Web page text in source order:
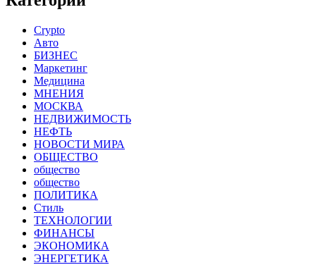
Crypto
Авто
БИЗНЕС
Маркетинг
Медицина
МНЕНИЯ
МОСКВА
НЕДВИЖИМОСТЬ
НЕФТЬ
НОВОСТИ МИРА
ОБЩЕСТВО
общество
общество
ПОЛИТИКА
Стиль
ТЕХНОЛОГИИ
ФИНАНСЫ
ЭКОНОМИКА
ЭНЕРГЕТИКА